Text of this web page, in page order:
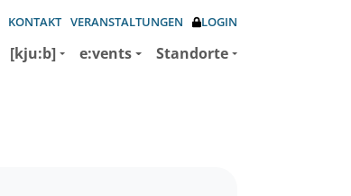
KONTAKT VERANSTALTUNGEN LOGIN
[kju:b] e:vents Standorte